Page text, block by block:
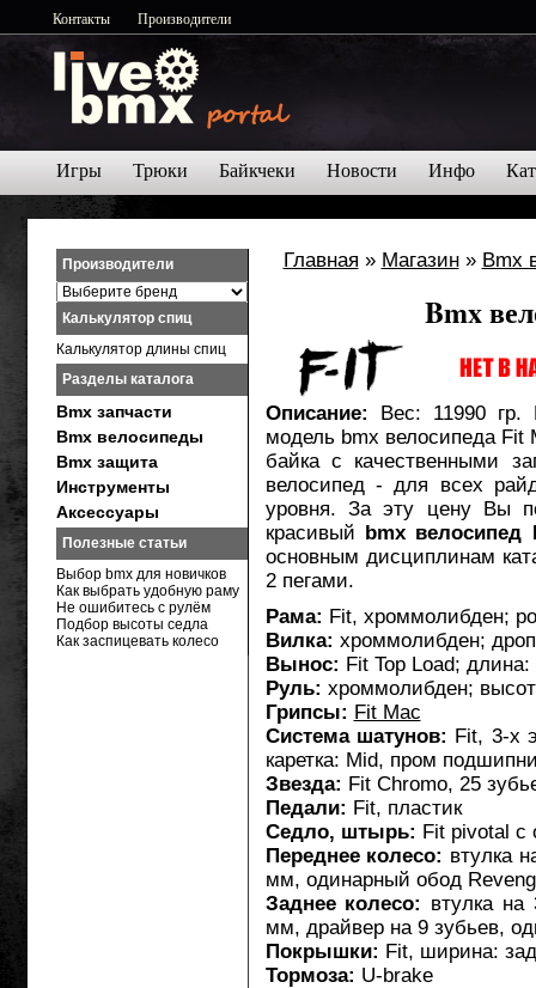
Контакты Производители
Игры Трюки Байкчеки Новости Инфо
Главная » Магазин» Bmx
Bmx
Описание: Вес: 11990
модель bmx велосипеда Fit
байка с качественными
велосипед - для всех
уровня. За эту цену Вы
красивый bmx велосипед
основным дисциплинам
2 пегами.
Рама: Fit, хроммолибден;
Вилка: хроммолибден;
Вынос: Fit Top Load;
Руль: хроммолибден;
Грипсы: Fit Mac
Система шатунов: Fit, 3-х
каретка: Mid, пром
Звезда: Fit Chromo, 25
Педали: Fit, пластик
Седло, штырь: Fit pivotal
Переднее колесо: втулка
мм, одинарный обод
Заднее колесо: втулка
мм, драйвер на 9 зубьев,
Покрышки: Fit, ширина:
Тормоза: U-brake
Производители
Калькулятор спиц
Калькулятор длины спиц
Разделы каталога
Bmx запчасти
Bmx велосипеды
Bmx защита
Инструменты
Аксессуары
Полезные статьи
Выбор bmx для новичков
Как выбрать удобную раму
Не ошибитесь с рулём
Подбор высоты седла
Как заспицевать колесо